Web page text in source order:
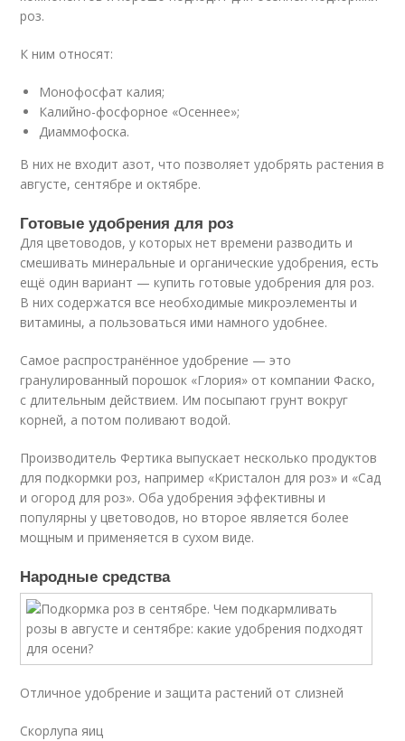
роз.
К ним относят:
Монофосфат калия;
Калийно-фосфорное «Осеннее»;
Диаммофоска.
В них не входит азот, что позволяет удобрять растения в
августе, сентябре и октябре.
Готовые удобрения для роз
Для цветоводов, у которых нет времени разводить и
смешивать минеральные и органические удобрения, есть
ещё один вариант — купить готовые удобрения для роз.
В них содержатся все необходимые микроэлементы и
витамины, а пользоваться ими намного удобнее.
Самое распространённое удобрение — это
гранулированный порошок «Глория» от компании Фаско,
с длительным действием. Им посыпают грунт вокруг
корней, а потом поливают водой.
Производитель Фертика выпускает несколько продуктов
для подкормки роз, например «Кристалон для роз» и «Сад
и огород для роз». Оба удобрения эффективны и
популярны у цветоводов, но второе является более
мощным и применяется в сухом виде.
Народные средства
Отличное удобрение и защита растений от слизней
Скорлупа яиц